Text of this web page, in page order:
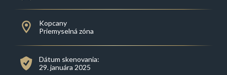
Kopcany
Priemyselná zóna
Dátum skenovania:
29. januára 2025